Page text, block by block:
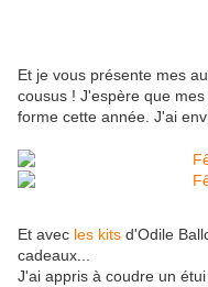
Et je vous présente mes
cousus ! J'espère que
forme cette année. J'ai
Et avec les kits d'Odile
cadeaux...
J'ai appris à coudre un